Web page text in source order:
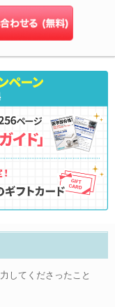
してくださったこと